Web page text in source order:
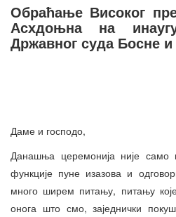
Обраћање Високог
Асхдоњна на
Државног суда Босне
Даме и господо,
Данашња церемонија није само
функције пуне изазова и
много ширем питању, питању
онога што смо, заједнички